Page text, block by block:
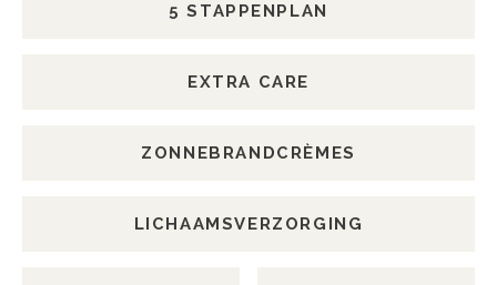
5 STAPPENPLAN
EXTRA CARE
ZONNEBRANDCRÈMES
LICHAAMSVERZORGING